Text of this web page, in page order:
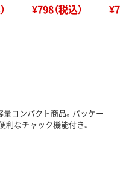
¥798（税込）
コンパクト商品。パッケー
利なチャック機能付き。